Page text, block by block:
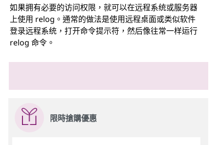
如果拥有必要的访问权限，就可以在远程系统或服务器
上使用 relog。通常的做法是使用远程桌面或类似软件
登录远程系统，打开命令提示符，然后像往常一样运行
relog 命令。
限時搶購優惠